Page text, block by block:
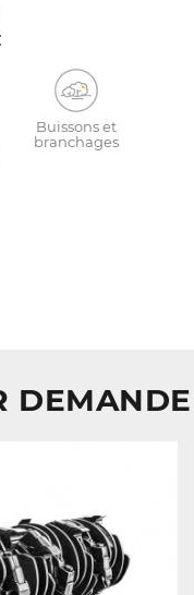
Buissons et
branchages
DEMANDE